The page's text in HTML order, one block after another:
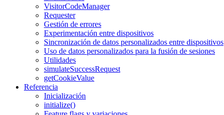
VisitorCodeManager
Requester
Gestión de errores
Experimentación entre dispositivos
Sincronización de datos personalizados entre dispositivos
Uso de datos personalizados para la fusión de sesiones
Utilidades
simulateSuccessRequest
getCookieValue
Referencia
Inicialización
initialize()